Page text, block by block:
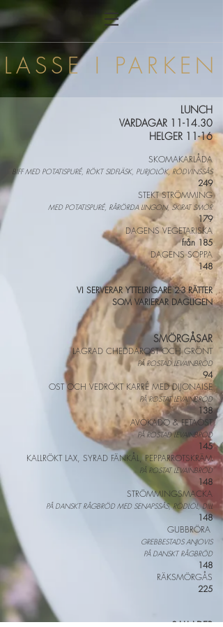
LASSE I PARKEN
SKOMAKARLÅDA
BIFF MED POTATISPURÉ, RÖKT SIDFLÄSK, PURJOLÖK, RÖDVINSSÅS
249
STEKT STRÖMMING
MED POTATISPURÉ, RÅRÖRDA LINGON, SKIRAT SMÖR
179
DAGENS VEGETARISKA
från 185
DAGENS SOPPA
148
VI SERVERAR YTTELRIGARE 2-3 RÄTTER
SOM VARIERAR DAGLIGEN
SMÖRGÅSAR
LAGRAD CHEDDAROST OCH GRÖNT
PÅ ROSTAD LEVAINBRÖD
94
OST OCH VEDRÖKT KARRÉ MED DIJONAISE
PÅ ROSTAT LEVAINBRÖD
138
AVOKADO & FETAOST
PÅ ROSTAD LEVAINBRÖD
145
KALLRÖKT LAX, SYRAD FÄNKÅL, PEPPARROTSKRÄM
PÅ ROSTAT LEVAINBRÖD
148
STRÖMMINGSMACKA
PÅ DANSKT RÅGBRÖD MED SENAPSSÅS, RÖDLÖL, DILL
148
GUBBRÖRA
GREBBESTADS ANJOVIS
PÅ DANSKT RÅGBRÖD
148
RÄKSMÖRGÅS
225
LUNCH
VARDAGAR 11-14.30
HELGER 11-16